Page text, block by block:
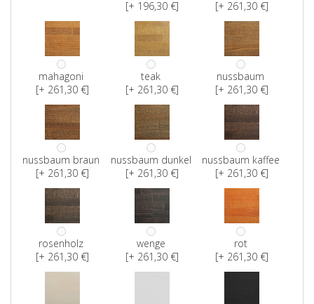
[+ 196,30 €]
[+ 261,30 €]
mahagoni
[+ 261,30 €]
teak
[+ 261,30 €]
nussbaum
[+ 261,30 €]
nussbaum braun
[+ 261,30 €]
nussbaum dunkel
[+ 261,30 €]
nussbaum kaffee
[+ 261,30 €]
rosenholz
[+ 261,30 €]
wenge
[+ 261,30 €]
rot
[+ 261,30 €]